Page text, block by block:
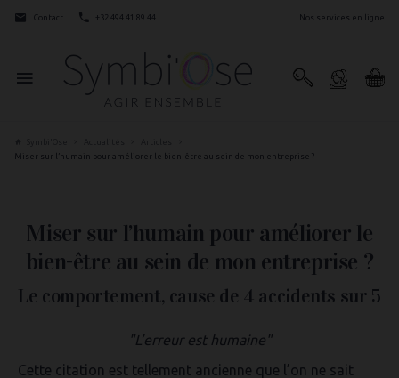
Contact +32 494 41 89 44 Nos services en ligne
Miser sur l’humain pour améliorer le bien-être au sein de mon entreprise ?
Miser sur l’humain pour améliorer le
bien-être au sein de mon entreprise ?
Le comportement, cause de 4 accidents sur 5
"L’erreur est humaine"
Cette citation est tellement ancienne que l’on ne sait